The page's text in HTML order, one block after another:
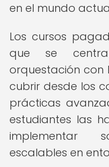
en el mundo
Los cursos
que se
orquestación con
cubrir desde los
prácticas
estudiantes las
implementar
escalables en